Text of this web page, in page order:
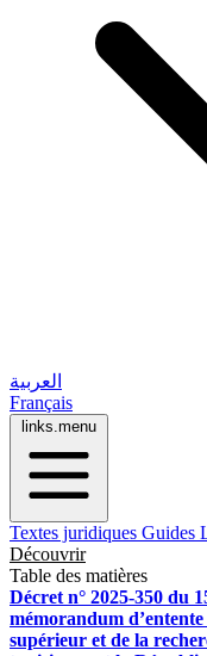
العربية
Français
links.menu
Textes juridiques Guides
Découvrir
Table des matières
Décret n° 2025-350 du
mémorandum
supérieur et de la